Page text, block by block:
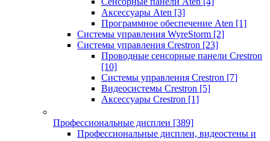
Аксессуары Aten [3]
Программное обеспечение Aten [1]
Системы управления WyreStorm [2]
Системы управления Crestron [23]
Проводные сенсорные панели Crestron
[10]
Системы управления Crestron [7]
Видеосистемы Crestron [5]
Аксессуары Crestron [1]
Профессиональные дисплеи [389]
Профессиональные дисплеи, видеостены и